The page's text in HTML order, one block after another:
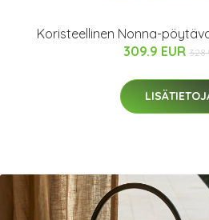
Koristeellinen Nonna-
309.9 EUR